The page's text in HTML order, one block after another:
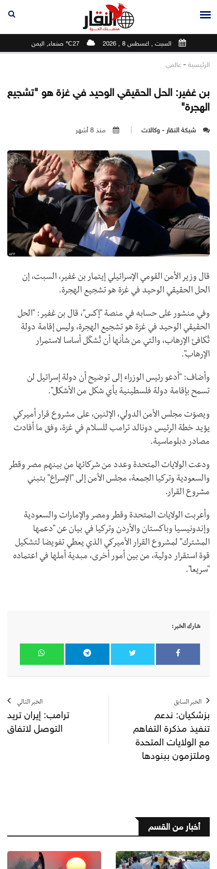
السبت , اغسطس 8 , 2026 27℃ صنعاء, اليمن
الرئيسية - عالمي
بن غفير: الحل الحقيقي الوحيد في غزة هو "تشجيع
الهجرة"
شبكة النقار - وكالات منذ 8 أشهر
قال وزير الأمن القومي الإسرائيلي إيتمار بن غفير، السبت، إن
الحل الحقيقي الوحيد في غزة هو تشجيع الهجرة.
وفي منشور على حسابه في منصة "إكس"، قال بن غفير: "الحل
الحقيقي الوحيد في غزة هو تشجيع الهجرة، وليس إقامة دولة
تُكافئ الإرهاب، والتي من شأنها أن تُشكّل أساسا لاستمرار
الإرهاب".
وأضاف: "أدعو رئيس الوزراء إلى توضيح أن دولة إسرائيل لن
تسمح بإقامة دولة فلسطينية بأي شكل من الأشكال".
ويصوّت مجلس الأمن الدولي، الإثنين، على مشروع قرار أميركي
يؤيد خطة الرئيس دونالد ترامب للسلام في غزة، وفق ما أفادت
مصادر دبلوماسية.
ودعت الولايات المتحدة وعدد من شركائها من بينهم مصر وقطر
والسعودية وتركيا الجمعة، مجلس الأمن إلى "الإسراع" بتبني
مشروع القرار.
وأعربت الولايات المتحدة وقطر ومصر والإمارات والسعودية
وإندونيسيا وباكستان والأردن وتركيا في بيان عن "دعمها
المشترك" لمشروع القرار الأميركي الذي يعطي تفويضا لتشكيل
قوة استقرار دولية، من بين أمور أخرى، مبدية أملها في اعتماده
"سريعا".
شارك الخبر:
الخبر السابق
بزشكيان: ندعم
تنفيذ مذكرة التفاهم
مع الولايات المتحدة
وملتزمون ببنودها
الخبر التالي
ترامب: إيران تريد
التوصل لاتفاق
أخبار من القسم